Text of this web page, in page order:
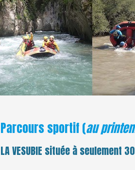
Parcours sportif (au
LA VESUBIE située à seulement